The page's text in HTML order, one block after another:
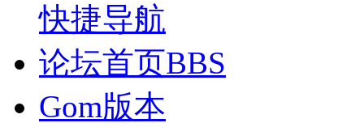
快捷导航
论坛首页BBS
Gom版本